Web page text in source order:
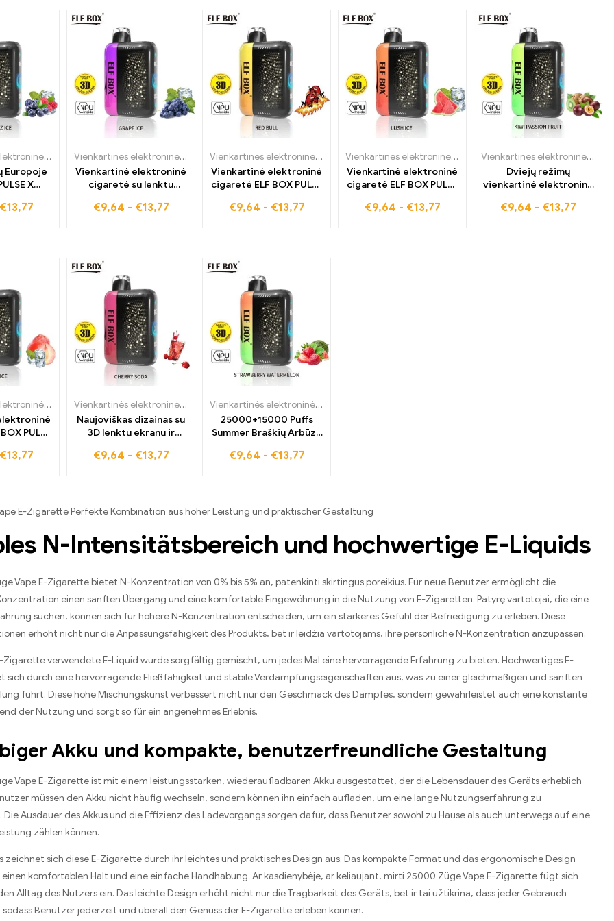
kainą – išbandykite
Vienkartinės elektroninės cigaretės ,ELF BOX PULSE X
Europoje
X
Ice
€13,77
Vienkartinės elektroninės cigaretės ,ELF BOX PULSE X
Vienkartinė elektroninė
cigaretė su lenktu
skonio ELF BOX PULSE X
€9,64 - €13,77
Vienkartinės elektroninės cigaretės ,ELF BOX PULSE X
Vienkartinė elektroninė
cigaretė ELF BOX PULSE
€9,64 - €13,77
Vienkartinės elektroninės cigaretės ,ELF BOX PULSE X
Vienkartinė elektroninė
cigaretė ELF BOX PULSE
Lush Ice skonio
€9,64 - €13,77
Vienkartinės elektroninės cigaretės
Dviejų režimų
vienkartinė elektroninė
su kivių pasifloros
€9,64 - €13,77
Vienkartinės elektroninės cigaretės ,ELF BOX PULSE X
PULSE
skoniu
€13,77
Vienkartinės elektroninės cigaretės ,ELF BOX PULSE X
Naujoviškas dizainas su
3D lenktu ekranu ir
ELF BOX PULSE X
€9,64 - €13,77
Vienkartinės elektroninės cigaretės
25000+15000 Puffs
Summer Braškių Arbūzo
€9,64 - €13,77
E-Zigarette Perfekte Kombination aus hoher Leistung und praktischer Gestaltung
N-Intensitätsbereich und hochwertige E-Liquids
Vape E-Zigarette bietet N-Konzentration von 0% bis 5% an, patenkinti skirtingus poreikius. Für neue Benutzer ermöglicht die
einen sanften Übergang und eine komfortable Eingewöhnung in die Nutzung von E-Zigaretten. Patyrę vartotojai, die eine
suchen, können sich für höhere N-Konzentration entscheiden, um ein stärkeres Gefühl der Befriedigung zu erleben. Diese
erhöht nicht nur die Anpassungsfähigkeit des Produkts, bet ir leidžia vartotojams, ihre persönliche N-Konzentration anzupassen.
Zigarette verwendete E-Liquid wurde sorgfältig gemischt, um jedes Mal eine hervorragende Erfahrung zu bieten. Hochwertiges E-
sich durch eine hervorragende Fließfähigkeit und stabile Verdampfungseigenschaften aus, was zu einer gleichmäßigen und sanften
führt. Diese hohe Mischungskunst verbessert nicht nur den Geschmack des Dampfes, sondern gewährleistet auch eine konstante
der Nutzung und sorgt so für ein angenehmes Erlebnis.
Akku und kompakte, benutzerfreundliche Gestaltung
Vape E-Zigarette ist mit einem leistungsstarken, wiederaufladbaren Akku ausgestattet, der die Lebensdauer des Geräts erheblich
müssen den Akku nicht häufig wechseln, sondern können ihn einfach aufladen, um eine lange Nutzungserfahrung zu
. Die Ausdauer des Akkus und die Effizienz des Ladevorgangs sorgen dafür, dass Benutzer sowohl zu Hause als auch unterwegs auf eine
zählen können.
zeichnet sich diese E-Zigarette durch ihr leichtes und praktisches Design aus. Das kompakte Format und das ergonomische Design
komfortablen Halt und eine einfache Handhabung. Ar kasdienybėje, ar keliaujant, mirti 25000 Züge Vape E-Zigarette fügt sich
Alltag des Nutzers ein. Das leichte Design erhöht nicht nur die Tragbarkeit des Geräts, bet ir tai užtikrina, dass jeder Gebrauch
sodass Benutzer jederzeit und überall den Genuss der E-Zigarette erleben können.